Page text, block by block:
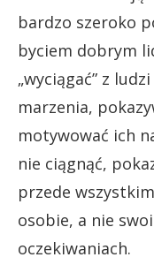
bardzo szeroko
byciem dobrym
„wyciągać” z
marzenia,
motywować ich
nie ciągnąć,
przede
osobie, a nie
oczekiwaniach.